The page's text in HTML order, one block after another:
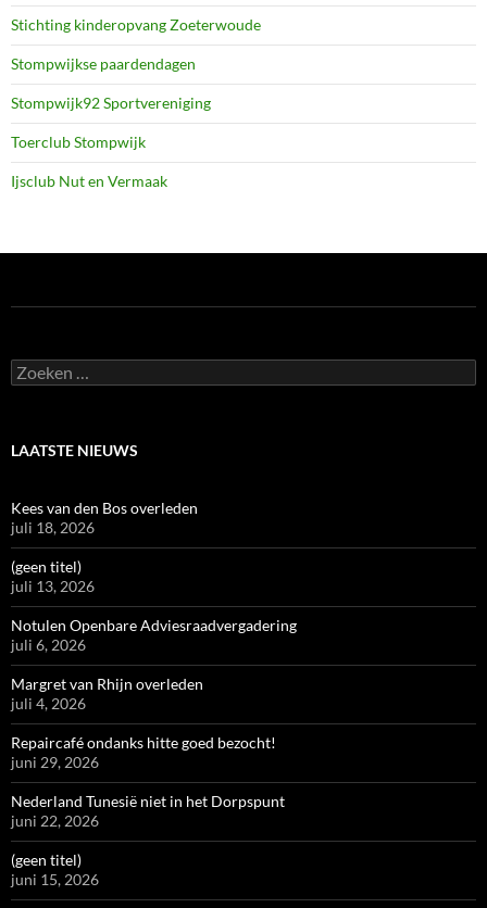
Stichting kinderopvang Zoeterwoude
Stompwijkse paardendagen
Stompwijk92 Sportvereniging
Toerclub Stompwijk
Ijsclub Nut en Vermaak
Zoeken
naar:
LAATSTE NIEUWS
Kees van den Bos overleden
juli 18, 2026
(geen titel)
juli 13, 2026
Notulen Openbare Adviesraadvergadering
juli 6, 2026
Margret van Rhijn overleden
juli 4, 2026
Repaircafé ondanks hitte goed bezocht!
juni 29, 2026
Nederland Tunesië niet in het Dorpspunt
juni 22, 2026
(geen titel)
juni 15, 2026